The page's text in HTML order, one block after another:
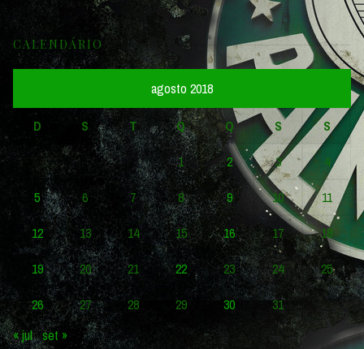
CALENDÁRIO
agosto 2018
D S T Q Q S
S
1
2 3
4
5
6 7 8 9 10
11
12
13 14 15 16 17
18
19
20 21 22 23 24
25
26
27 28 29 30
31
« jul set »